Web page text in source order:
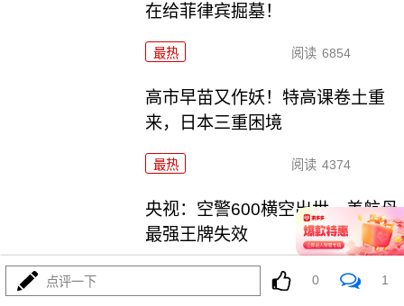
在给菲律宾掘墓！
最热 阅读 6854
高市早苗又作妖！特高课卷土重
来，日本三重困境
最热 阅读 4374
央视：空警600横空出世，美航母
最强王牌失效
阅读 23144
点评一下 0 1